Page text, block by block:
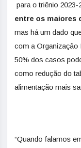
para ​o triênio
entre os maiores
mas há um dado
com a Organização
50% dos casos
como redução do
alimentação mais
“Quando falamos